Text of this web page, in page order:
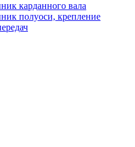
карданного вала
полуоси, крепление